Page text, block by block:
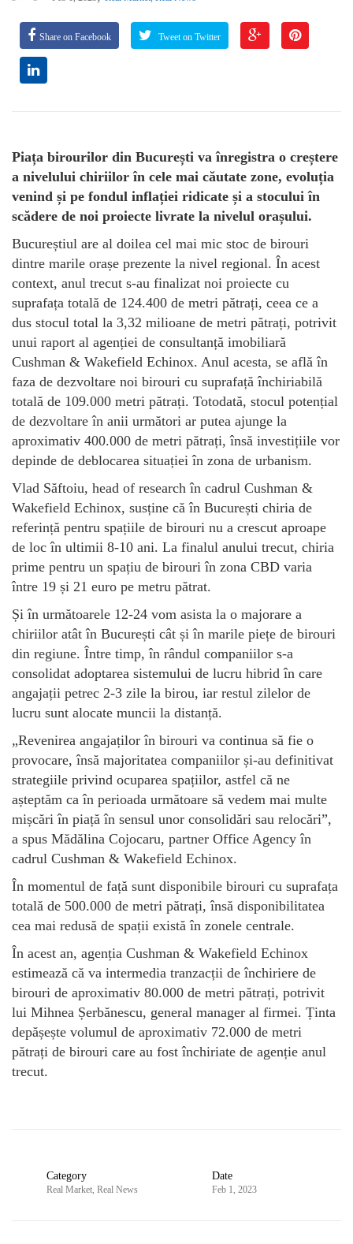
Share on Facebook Tweet on Twitter
Piața birourilor din București va înregistra o creștere
a nivelului chiriilor în cele mai căutate zone, evoluția
venind și pe fondul inflației ridicate și a stocului în
scădere de noi proiecte livrate la nivelul orașului.
Bucureștiul are al doilea cel mai mic stoc de birouri
dintre marile orașe prezente la nivel regional. În acest
context, anul trecut s-au finalizat noi proiecte cu
suprafața totală de 124.400 de metri pătrați, ceea ce a
dus stocul total la 3,32 milioane de metri pătrați, potrivit
unui raport al agenției de consultanță imobiliară
Cushman & Wakefield Echinox. Anul acesta, se află în
faza de dezvoltare noi birouri cu suprafață închiriabilă
totală de 109.000 metri pătrați. Totodată, stocul potențial
de dezvoltare în anii următori ar putea ajunge la
aproximativ 400.000 de metri pătrați, însă investițiile vor
depinde de deblocarea situației în zona de urbanism.
Vlad Săftoiu, head of research în cadrul Cushman &
Wakefield Echinox, susține că în București chiria de
referință pentru spațiile de birouri nu a crescut aproape
de loc în ultimii 8-10 ani. La finalul anului trecut, chiria
prime pentru un spațiu de birouri în zona CBD varia
între 19 și 21 euro pe metru pătrat.
Și în următoarele 12-24 vom asista la o majorare a
chiriilor atât în București cât și în marile piețe de birouri
din regiune. Între timp, în rândul companiilor s-a
consolidat adoptarea sistemului de lucru hibrid în care
angajații petrec 2-3 zile la birou, iar restul zilelor de
lucru sunt alocate muncii la distanță.
„Revenirea angajaților în birouri va continua să fie o
provocare, însă majoritatea companiilor și-au definitivat
strategiile privind ocuparea spațiilor, astfel că ne
așteptăm ca în perioada următoare să vedem mai multe
mișcări în piață în sensul unor consolidări sau relocări”,
a spus Mădălina Cojocaru, partner Office Agency în
cadrul Cushman & Wakefield Echinox.
În momentul de față sunt disponibile birouri cu suprafața
totală de 500.000 de metri pătrați, însă disponibilitatea
cea mai redusă de spații există în zonele centrale.
În acest an, agenția Cushman & Wakefield Echinox
estimează că va intermedia tranzacții de închiriere de
birouri de aproximativ 80.000 de metri pătrați, potrivit
lui Mihnea Șerbănescu, general manager al firmei. Ținta
depășește volumul de aproximativ 72.000 de metri
pătrați de birouri care au fost închiriate de agenție anul
trecut.
Category
Real Market Real News
Date
Feb 1, 2023